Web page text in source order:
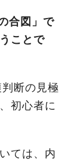
合図」で
ことで
断の見極
初心者に
ては、内